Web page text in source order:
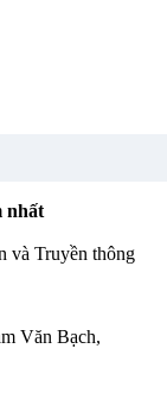
nhất
và Truyền thông
Văn Bạch,